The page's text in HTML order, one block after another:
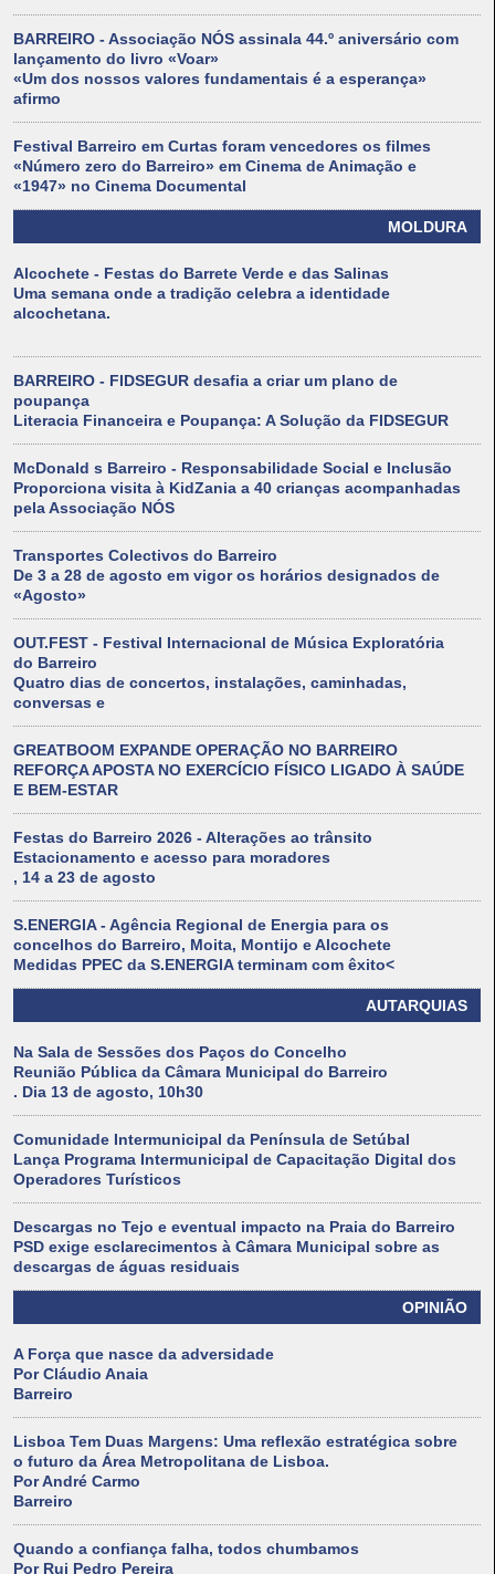
BARREIRO - Associação NÓS assinala 44.º aniversário com
lançamento do livro «Voar»
«Um dos nossos valores fundamentais é a esperança»
afirmo
Festival Barreiro em Curtas foram vencedores os filmes
«Número zero do Barreiro» em Cinema de Animação e
«1947» no Cinema Documental
MOLDURA
Alcochete - Festas do Barrete Verde e das Salinas
Uma semana onde a tradição celebra a identidade
alcochetana.
BARREIRO - FIDSEGUR desafia a criar um plano de
poupança
Literacia Financeira e Poupança: A Solução da FIDSEGUR
McDonald s Barreiro - Responsabilidade Social e Inclusão
Proporciona visita à KidZania a 40 crianças acompanhadas
pela Associação NÓS
Transportes Colectivos do Barreiro
De 3 a 28 de agosto em vigor os horários designados de
«Agosto»
OUT.FEST - Festival Internacional de Música Exploratória
do Barreiro
Quatro dias de concertos, instalações, caminhadas,
conversas e
GREATBOOM EXPANDE OPERAÇÃO NO BARREIRO
REFORÇA APOSTA NO EXERCÍCIO FÍSICO LIGADO À SAÚDE
E BEM-ESTAR
Festas do Barreiro 2026 - Alterações ao trânsito
Estacionamento e acesso para moradores
, 14 a 23 de agosto
S.ENERGIA - Agência Regional de Energia para os
concelhos do Barreiro, Moita, Montijo e Alcochete
Medidas PPEC da S.ENERGIA terminam com êxito<
AUTARQUIAS
Na Sala de Sessões dos Paços do Concelho
Reunião Pública da Câmara Municipal do Barreiro
. Dia 13 de agosto, 10h30
Comunidade Intermunicipal da Península de Setúbal
Lança Programa Intermunicipal de Capacitação Digital dos
Operadores Turísticos
Descargas no Tejo e eventual impacto na Praia do Barreiro
PSD exige esclarecimentos à Câmara Municipal sobre as
descargas de águas residuais
OPINIÃO
A Força que nasce da adversidade
Por Cláudio Anaia
Barreiro
Lisboa Tem Duas Margens: Uma reflexão estratégica sobre
o futuro da Área Metropolitana de Lisboa.
Por André Carmo
Barreiro
Quando a confiança falha, todos chumbamos
Por Rui Pedro Pereira